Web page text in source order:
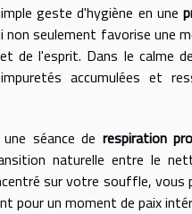
geste d'hygiène en une
seulement favorise une
de l'esprit. Dans le calme
accumulées et
séance de respiration
naturelle entre le
sur votre souffle, vous
pour un moment de paix